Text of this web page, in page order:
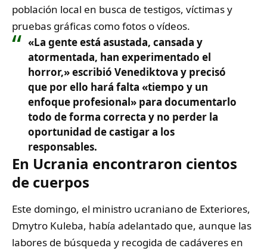
población local en busca de testigos, víctimas y
pruebas gráficas como fotos o vídeos.
«La gente está asustada, cansada y
atormentada, han experimentado el
horror,» escribió Venediktova y precisó
que por ello hará falta «tiempo y un
enfoque profesional» para documentarlo
todo de forma correcta y no perder la
oportunidad de castigar a los
responsables.
En Ucrania encontraron cientos
de cuerpos
Este domingo, el ministro ucraniano de Exteriores,
Dmytro Kuleba, había adelantado que, aunque las
labores de búsqueda y recogida de cadáveres en